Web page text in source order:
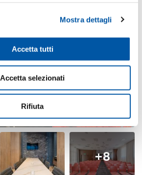
Mostra dettagli
Accetta tutti
Accetta selezionati
Rifiuta
+8